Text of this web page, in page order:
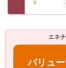
エネ
バリュ